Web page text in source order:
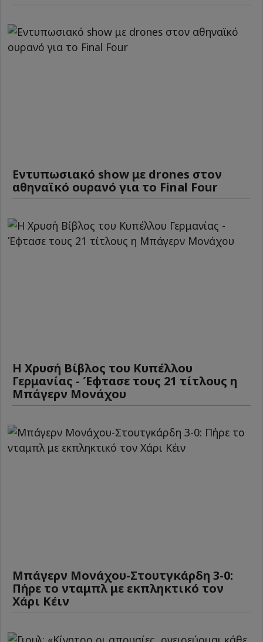
Εντυπωσιακό show με drones στον
αθηναϊκό ουρανό για το Final Four
Η Χρυσή Βίβλος του Κυπέλλου
Γερμανίας - Έφτασε τους 21 τίτλους η
Μπάγερν Μονάχου
Μπάγερν Μονάχου-Στουτγκάρδη 3-0:
Πήρε το νταμπλ με εκπληκτικό τον
Χάρι Κέιν